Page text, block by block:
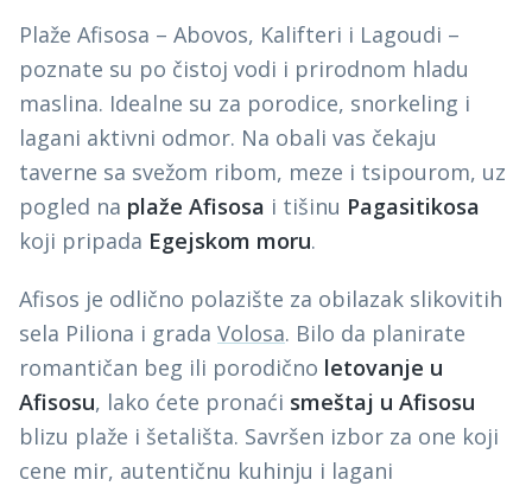
Plaže Afisosa – Abovos, Kalifteri i Lagoudi –
poznate su po čistoj vodi i prirodnom hladu
maslina. Idealne su za porodice, snorkeling i
lagani aktivni odmor. Na obali vas čekaju
taverne sa svežom ribom, meze i tsipourom, uz
pogled na plaže Afisosa i tišinu Pagasitikosa
koji pripada Egejskom moru.
Afisos je odlično polazište za obilazak slikovitih
sela Piliona i grada Volosa. Bilo da planirate
romantičan beg ili porodično letovanje u
Afisosu, lako ćete pronaći smeštaj u Afisosu
blizu plaže i šetališta. Savršen izbor za one koji
cene mir, autentičnu kuhinju i lagani